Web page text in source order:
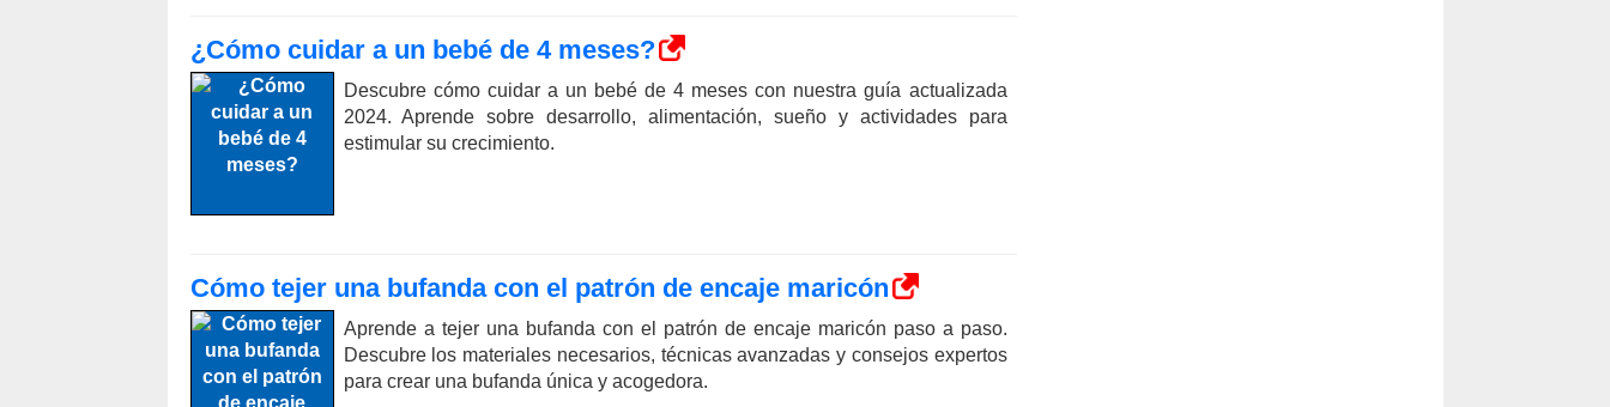
¿Cómo cuidar a un bebé de 4 meses?
Descubre cómo cuidar a un bebé de 4 meses con nuestra guía actualizada
2024. Aprende sobre desarrollo, alimentación, sueño y actividades para
estimular su crecimiento.
Cómo tejer una bufanda con el patrón de encaje maricón
Aprende a tejer una bufanda con el patrón de encaje maricón paso a paso.
Descubre los materiales necesarios, técnicas avanzadas y consejos expertos
para crear una bufanda única y acogedora.